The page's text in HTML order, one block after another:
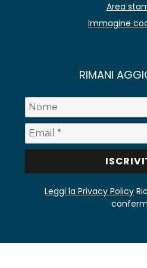
Area
Immagine
RIMANI
Leggi la Privacy Policy